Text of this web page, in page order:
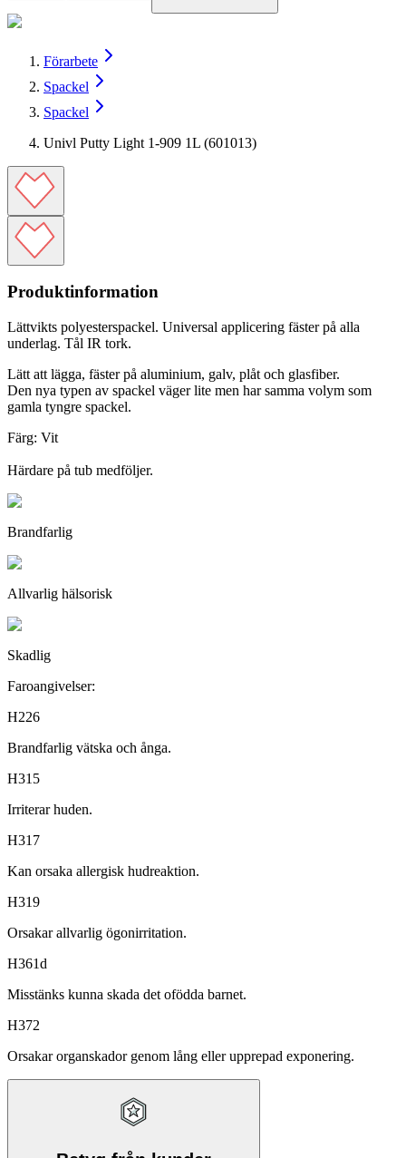
Förarbete
Spackel
Spackel
Univl Putty Light 1-909 1L (601013)
Produktinformation
Lättvikts polyesterspackel. Universal applicering fäster på alla
underlag. Tål IR tork.
Lätt att lägga, fäster på aluminium, galv, plåt och glasfiber.
Den nya typen av spackel väger lite men har samma volym som
gamla tyngre spackel.
Färg: Vit
Härdare på tub medföljer.
Brandfarlig
Allvarlig hälsorisk
Skadlig
Faroangivelser:
H226
Brandfarlig vätska och ånga.
H315
Irriterar huden.
H317
Kan orsaka allergisk hudreaktion.
H319
Orsakar allvarlig ögonirritation.
H361d
Misstänks kunna skada det ofödda barnet.
H372
Orsakar organskador genom lång eller upprepad exponering.